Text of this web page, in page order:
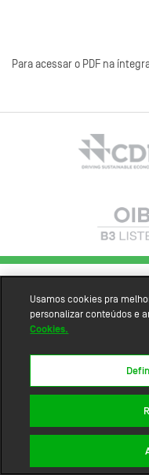
Para acessar o PDF na
Usamos cookies pra
personalizar conteúdos e
Cookies.